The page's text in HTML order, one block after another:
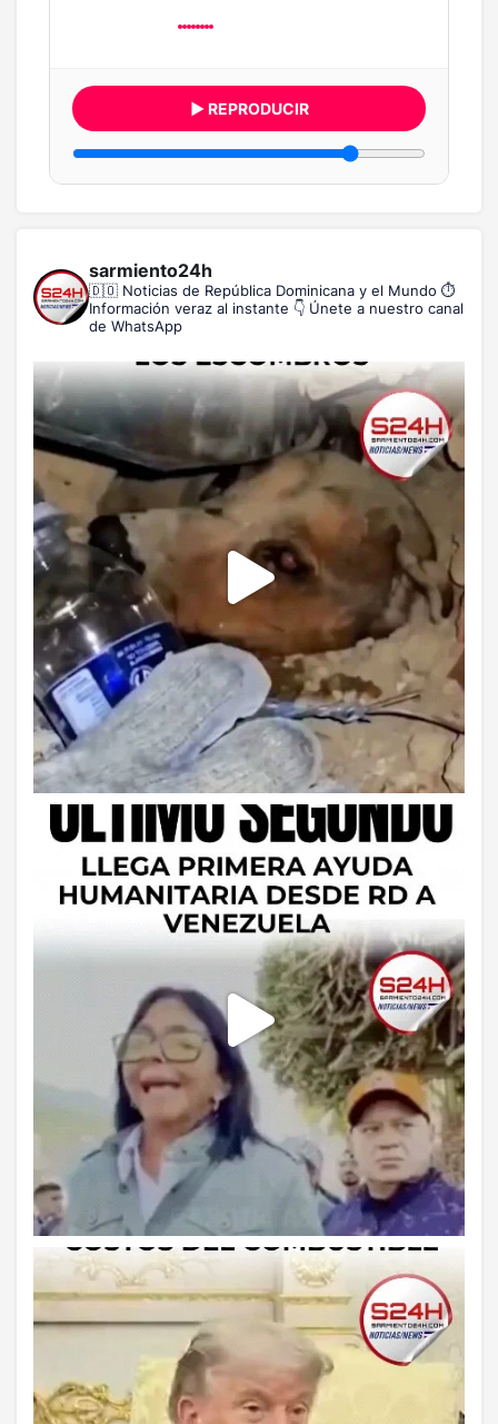
▶ REPRODUCIR
sarmiento24h
🇩🇴 Noticias de República Dominicana y el Mundo ⏱️
Información veraz al instante 👇 Únete a nuestro canal
de WhatsApp